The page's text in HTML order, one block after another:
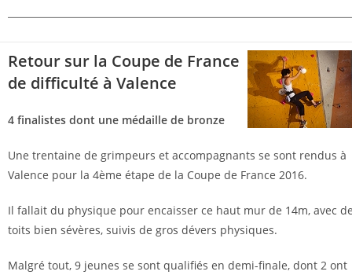
Retour sur la Coupe de France
de difficulté à Valence
4 finalistes dont une médaille de bronze
Une trentaine de grimpeurs et accompagnants se sont rendus à
Valence pour la 4ème étape de la Coupe de France 2016.
Il fallait du physique pour encaisser ce haut mur de 14m, avec
toits bien sévères, suivis de gros dévers physiques.
Malgré tout, 9 jeunes se sont qualifiés en demi-finale, dont 2 ont